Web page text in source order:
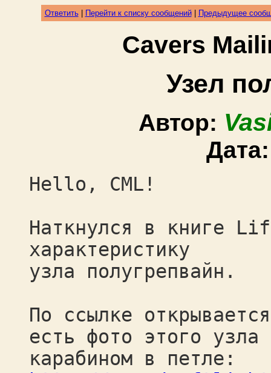
Ответить| Перейти к списку сообщений| Предыдущее
Cavers
Узел
Автор:
Hello, CML!
Наткнулся в книге
характеристику
узла полугрепвайн.
По ссылке
есть фото этого узла
карабином в петле: